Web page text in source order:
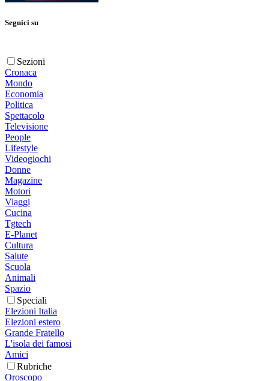
Seguici su
Sezioni
Cronaca
Mondo
Economia
Politica
Spettacolo
Televisione
People
Lifestyle
Videogiochi
Donne
Magazine
Motori
Viaggi
Cucina
Tgtech
E-Planet
Cultura
Salute
Scuola
Animali
Spazio
Speciali
Elezioni Italia
Elezioni estero
Grande Fratello
L'isola dei famosi
Amici
Rubriche
Oroscopo